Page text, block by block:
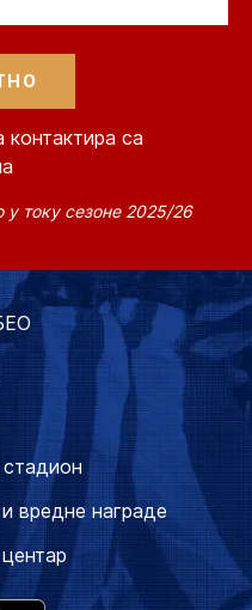
са
у току сезоне 2025/26
вредне награде